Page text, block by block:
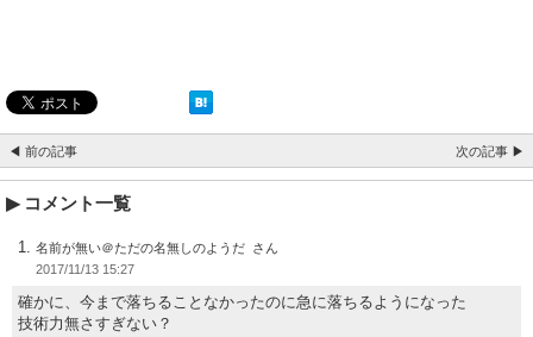
◀ 前の記事 次の記事 ▶
コメント一覧
名前が無い＠ただの名無しのようだ
2017/11/13 15:27
確かに、今まで落ちることなかったのに急に落ちるようになった
技術力無さすぎない？